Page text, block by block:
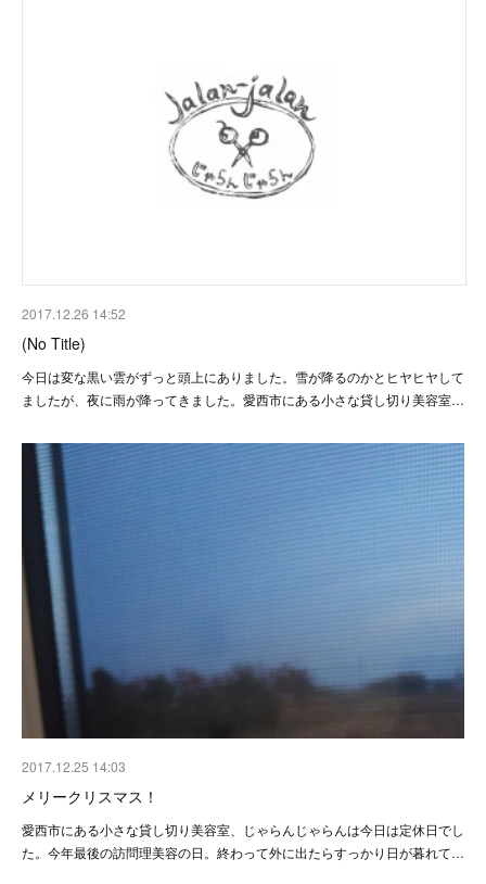
2017.12.26 14:52
(No Title)
今日は変な黒い雲がずっと頭上にありました。雪が降るのかとヒヤヒヤして
ましたが、夜に雨が降ってきました。愛西市にある小さな貸し切り美容室…
2017.12.25 14:03
メリークリスマス！
愛西市にある小さな貸し切り美容室、じゃらんじゃらんは今日は定休日でし
た。今年最後の訪問理美容の日。終わって外に出たらすっかり日が暮れて…